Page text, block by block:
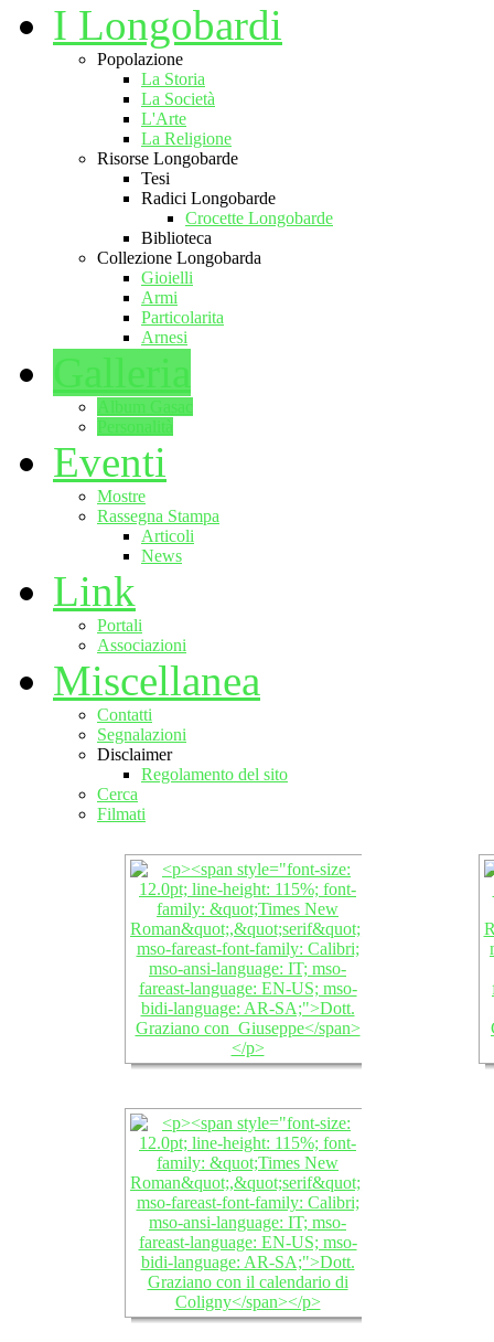
I Longobardi
Popolazione
La Storia
La Società
L'Arte
La Religione
Risorse Longobarde
Tesi
Radici Longobarde
Crocette Longobarde
Biblioteca
Collezione Longobarda
Gioielli
Armi
Particolarita
Arnesi
Eventi
Mostre
Rassegna Stampa
Articoli
News
Link
Portali
Associazioni
Miscellanea
Contatti
Segnalazioni
Disclaimer
Regolamento del sito
Cerca
Filmati